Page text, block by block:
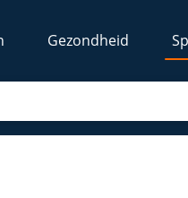
Gezondheid
– Anti-slip